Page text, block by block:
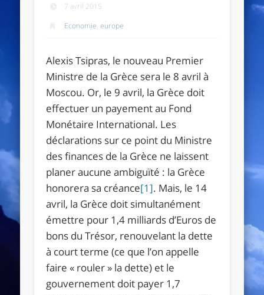
7 avril 2015
Economie,europe
Alexis Tsipras, le nouveau Premier
Ministre de la Grèce sera le 8 avril à
Moscou. Or, le 9 avril, la Grèce doit
effectuer un payement au Fond
Monétaire International. Les
déclarations sur ce point du Ministre
des finances de la Grèce ne laissent
planer aucune ambiguïté : la Grèce
honorera sa créance[1]. Mais, le 14
avril, la Grèce doit simultanément
émettre pour 1,4 milliards d’Euros de
bons du Trésor, renouvelant la dette
à court terme (ce que l’on appelle
faire « rouler » la dette) et le
gouvernement doit payer 1,7